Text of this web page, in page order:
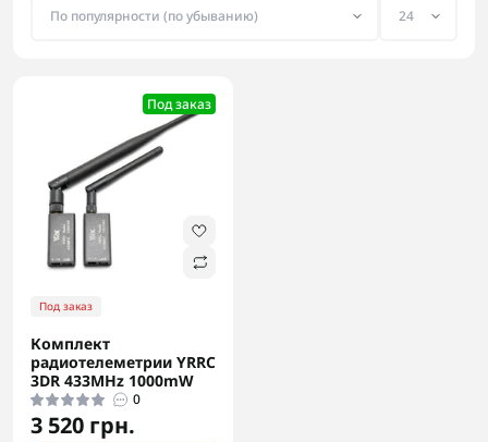
Под заказ
Под заказ
Комплект
радиотелеметрии YRRC
3DR 433MHz 1000mW
0
3 520 грн.